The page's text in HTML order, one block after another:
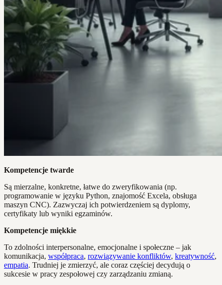
Kompetencje twarde
Są mierzalne, konkretne, łatwe do zweryfikowania (np.
programowanie w języku Python, znajomość Excela, obsługa
maszyn CNC). Zazwyczaj ich potwierdzeniem są dyplomy,
certyfikaty lub wyniki egzaminów.
Kompetencje miękkie
To zdolności interpersonalne, emocjonalne i społeczne – jak
komunikacja, współpraca, rozwiązywanie konfliktów, kreatywność,
empatia. Trudniej je zmierzyć, ale coraz częściej decydują o
sukcesie w pracy zespołowej czy zarządzaniu zmianą.